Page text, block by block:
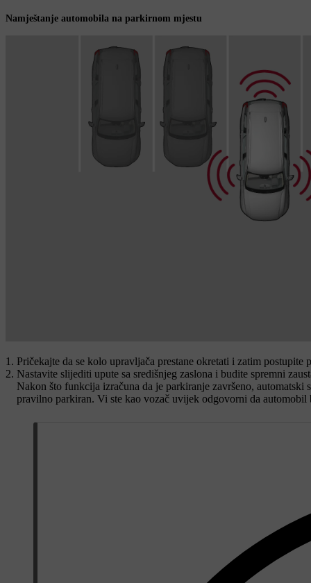
Namještanje automobila na parkirnom mjestu
Pričekajte da se kolo upravljača prestane okretati i zatim postupite
Nastavite slijediti upute sa središnjeg zaslona i budite spremni
Nakon što funkcija izračuna da je parkiranje završeno,
pravilno parkiran. Vi ste kao vozač uvijek odgovorni da automobil